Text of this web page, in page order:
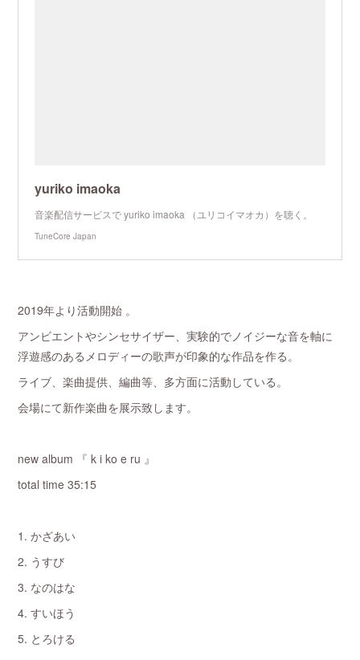
yuriko imaoka
音楽配信サービスで yuriko imaoka （ユリコイマオカ）を聴く。
TuneCore Japan
2019年より活動開始 。
アンビエントやシンセサイザー、実験的でノイジーな音を軸に
浮遊感のあるメロディーの歌声が印象的な作品を作る。
ライブ、楽曲提供、編曲等、多方面に活動している。
会場にて新作楽曲を展示致します。
new album 『 k i ko e ru 』
total time 35:15
1. かざあい
2. うすび
3. なのはな
4. すいほう
5. とろける